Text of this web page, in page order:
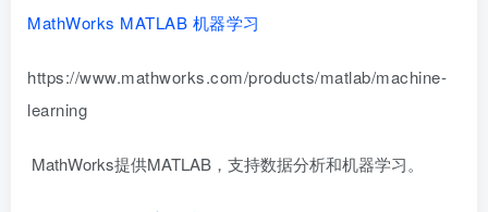
MathWorks MATLAB 机器学习
https://www.mathworks.com/products/matlab/machine-
learning
MathWorks提供MATLAB，支持数据分析和机器学习。